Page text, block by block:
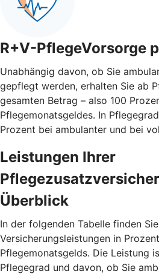
R+V-PflegeVorsorge
Unabhängig davon, ob Sie
gepflegt werden, erhalten Sie ab
gesamten Betrag – also 100
Pflegemonatsgeldes. In
Prozent bei ambulanter und bei
Leistungen Ihrer
Überblick
In der folgenden Tabelle finden
Versicherungsleistungen in
Pflegemonatsgelds. Die Leistung
Pflegegrad und davon, ob Sie